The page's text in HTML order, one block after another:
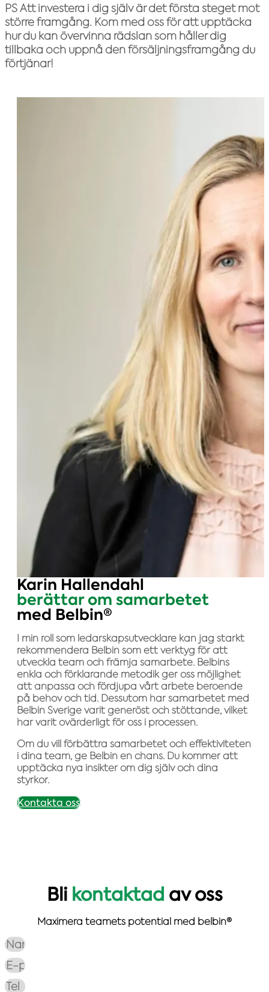
PS Att investera i dig själv är det första steget mot
större framgång. Kom med oss ​​för att upptäcka
hur du kan övervinna rädslan som håller dig
tillbaka och uppnå den försäljningsframgång du
förtjänar!
Karin Hallendahl
berättar om samarbetet
med Belbin®
I min roll som ledarskapsutvecklare kan jag starkt
rekommendera Belbin som ett verktyg för att
utveckla team och främja samarbete. Belbins
enkla och förklarande metodik ger oss möjlighet
att anpassa och fördjupa vårt arbete beroende
på behov och tid. Dessutom har samarbetet med
Belbin Sverige varit generöst och stöttande, vilket
har varit ovärderligt för oss i processen.
Om du vill förbättra samarbetet och effektiviteten
i dina team, ge Belbin en chans. Du kommer att
upptäcka nya insikter om dig själv och dina
styrkor.
Kontakta oss
Bli kontaktad av oss
Maximera teamets potential med belbin®